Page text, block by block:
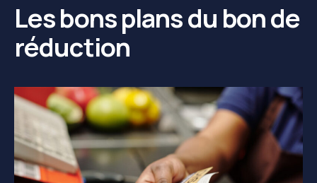
Les bons plans du bon de
réduction